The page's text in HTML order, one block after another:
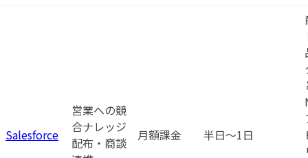
Salesforce
営業への競
合ナレッジ
配布・商談
月額課金 半日〜1日